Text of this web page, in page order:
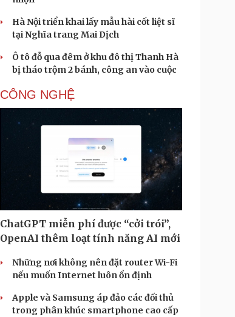
Hà Nội triển khai lấy mẫu hài cốt liệt sĩ
tại Nghĩa trang Mai Dịch
Ô tô đỗ qua đêm ở khu đô thị Thanh Hà
bị tháo trộm 2 bánh, công an vào cuộc
CÔNG NGHỆ
ChatGPT miễn phí được “cởi trói”,
OpenAI thêm loạt tính năng AI mới
Những nơi không nên đặt router Wi-Fi
nếu muốn Internet luôn ổn định
Apple và Samsung áp đảo các đối thủ
trong phân khúc smartphone cao cấp